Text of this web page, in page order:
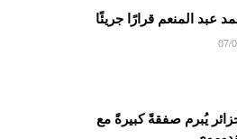
عبد المنعم قرارًا جريئًا
يُبرم صفقةً كبيرةً مع